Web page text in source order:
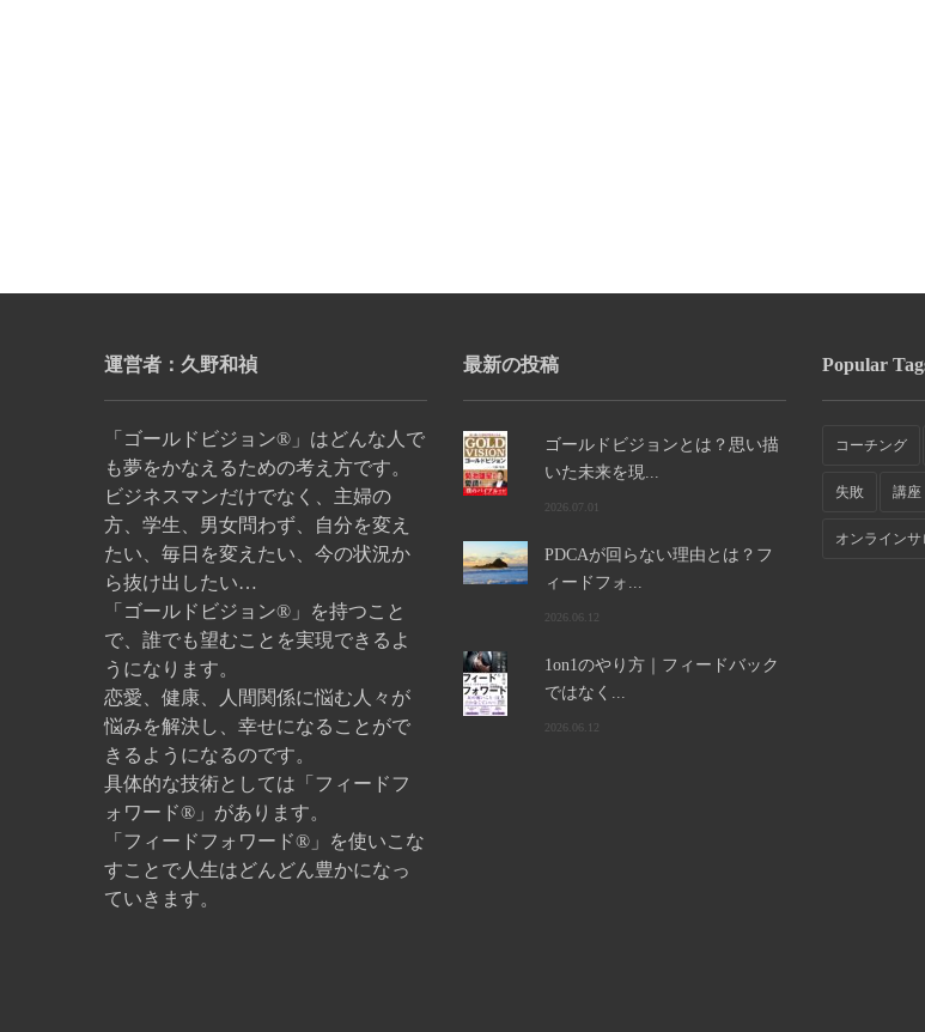
運営者：久野和禎
「ゴールドビジョン®」はどんな人で
も夢をかなえるための考え方です。
ビジネスマンだけでなく、主婦の
方、学生、男女問わず、自分を変え
たい、毎日を変えたい、今の状況か
ら抜け出したい…
「ゴールドビジョン®」を持つこと
で、誰でも望むことを実現できるよ
うになります。
恋愛、健康、人間関係に悩む人々が
悩みを解決し、幸せになることがで
きるようになるのです。
具体的な技術としては「フィードフ
ォワード®」があります。
「フィードフォワード®」を使いこな
すことで人生はどんどん豊かになっ
ていきます。
最新の投稿
ゴールドビジョンとは？思い描
いた未来を現...
2026.07.01
PDCAが回らない理由とは？フ
ィードフォ...
2026.06.12
1on1のやり方｜フィードバック
ではなく...
2026.06.12
Popular
コーチング
失敗 講座
オンラインサ